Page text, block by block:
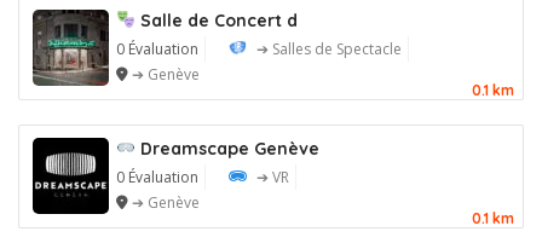
Salle de Concert d
0 Évaluation
➔ Salles de Spectacle
➔ Genève
0.1 km
Dreamscape Genève
0 Évaluation
➔ VR
➔ Genève
0.1 km